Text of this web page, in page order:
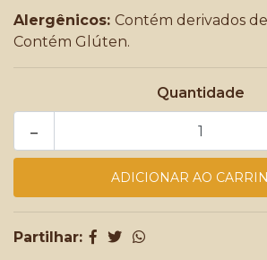
Alergênicos: Contém derivados
Contém Glúten.
Quantidade
-
Partilhar: